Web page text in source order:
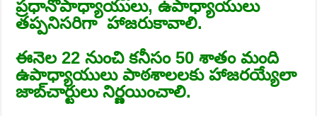
ప్రధానోపాధ్యాయులు, ఉపాధ్యాయులు
తప్పనిసరిగా హాజరుకావాలి.
ఈనెల 22 నుంచి కనీసం 50 శాతం మంది
ఉపాధ్యాయులు పాఠశాలలకు హాజరయ్యేలా
జాబ్‌చార్టులు నిర్ణయించాలి.